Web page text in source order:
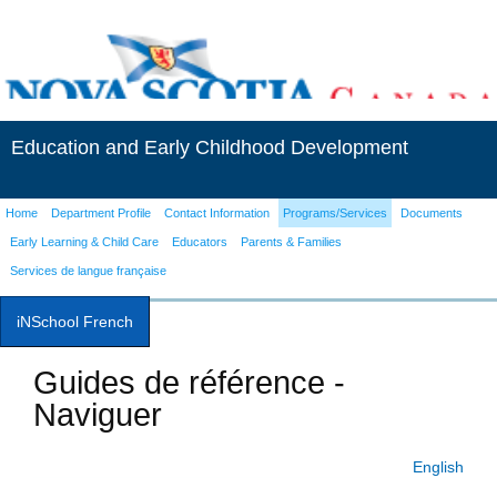
Education and Early Childhood Development
Home Department Profile Contact Information Programs/Services Documents
Early Learning & Child Care Educators Parents & Families
Services de langue française
iNSchool French
Guides de référence -
Naviguer
English